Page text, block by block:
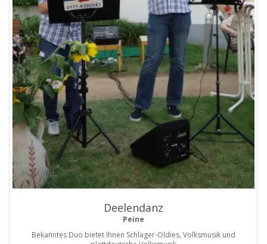
ProArtist
Deelendanz
Peine
Bekanntes Duo bietet Ihnen Schlager-Oldies, Volksmusik und